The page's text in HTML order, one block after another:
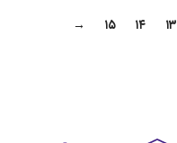
۱۳ ۱۴ ۱۵ →